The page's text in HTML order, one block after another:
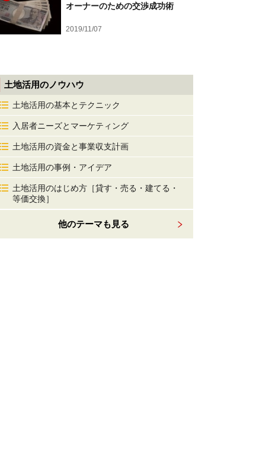
オーナーのための交渉成功術
2019/11/07
土地活用のノウハウ
土地活用の基本とテクニック
入居者ニーズとマーケティング
土地活用の資金と事業収支計画
土地活用の事例・アイデア
土地活用のはじめ方［貸す・売る・建てる・
等価交換］
他のテーマも見る